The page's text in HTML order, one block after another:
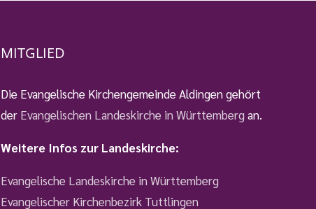
MITGLIED
Die Evangelische Kirchengemeinde Aldingen gehört
der Evangelischen Landeskirche in Württemberg an.
Weitere Infos zur Landeskirche:
Evangelische Landeskirche in Württemberg
Evangelischer Kirchenbezirk Tuttlingen